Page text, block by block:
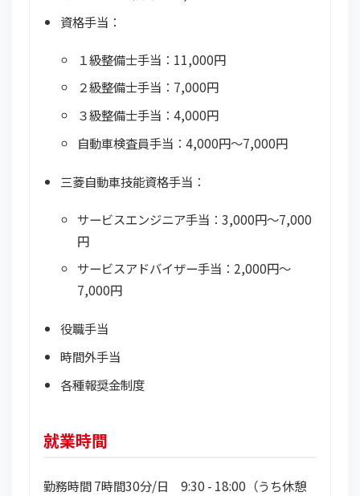
資格手当：
１級整備士手当：11,000円
２級整備士手当：7,000円
３級整備士手当：4,000円
自動車検査員手当：4,000円～7,000円
三菱自動車技能資格手当：
サービスエンジニア手当：3,000円～7,000
円
サービスアドバイザー手当：2,000円～
7,000円
役職手当
時間外手当
各種報奨金制度
就業時間
勤務時間 7時間30分/日 9:30 - 18:00（うち休憩